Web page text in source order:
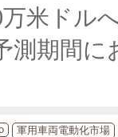
米ドル
測期間
軍用車両電動化市場